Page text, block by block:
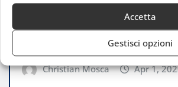
Accetta
Gestisci opzioni
ATTUALITÀ
Kings League Italia:
fuoco alla Fonzies Arena di
Christian Mosca Apr 1,